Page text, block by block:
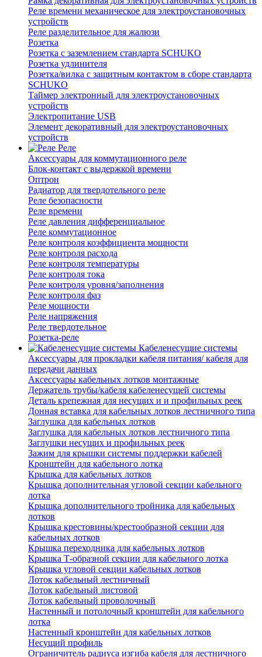
Реле времени механическое для электроустановочных
устройств
Реле разделительное для жалюзи
Розетка
Розетка с заземлением стандарта SCHUKO
Розетка удлинителя
Розетка/вилка с защитным контактом в сборе стандарта
SCHUKO
Таймер электронный для электроустановочных
устройств
Электропитание USB
Элемент декоративный для электроустановочных
устройств
Реле
Аксессуары для коммутационного реле
Блок-контакт с выдержкой времени
Оптрон
Радиатор для твердотельного реле
Реле безопасности
Реле времени
Реле давления дифференциальное
Реле коммутационное
Реле контроля коэффициента мощности
Реле контроля расхода
Реле контроля температуры
Реле контроля тока
Реле контроля уровня/заполнения
Реле контроля фаз
Реле мощности
Реле напряжения
Реле твердотельное
Розетка-реле
Кабеленесущие системы
Аксессуары для прокладки кабеля питания/ кабеля для
передачи данных
Аксессуары кабельных лотков монтажные
Держатель трубы/кабеля кабеленесущей системы
Деталь крепежная для несущих и и профильных реек
Донная вставка для кабельных лотков лестничного типа
Заглушка для кабельных лотков
Заглушка для кабельных лотков лестничного типа
Заглушки несущих и профильных реек
Зажим для крышки системы поддержки кабелей
Кронштейн для кабельного лотка
Крышка для кабельных лотков
Крышка дополнительная угловой секции кабельного
лотка
Крышка дополнительного тройника для кабельных
лотков
Крышка крестовины/крестообразной секции для
кабельных лотков
Крышка переходника для кабельных лотков
Крышка Т-образной секции для кабельного лотка
Крышка угловой секции кабельных лотков
Лоток кабельный лестничный
Лоток кабельный листовой
Лоток кабельный проволочный
Настенный и потолочный кронштейн для кабельного
лотка
Настенный кронштейн для кабельных лотков
Несущий профиль
Ограничитель радиуса изгиба кабеля для лестничного